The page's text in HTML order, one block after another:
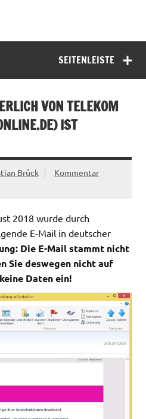
SEITENLEISTE
VON TELEKOM
) IST
Brück
Kommentar
2018 wurde durch
E-Mail in deutscher
Die E-Mail stammt nicht
Sie deswegen nicht auf
Daten ein!